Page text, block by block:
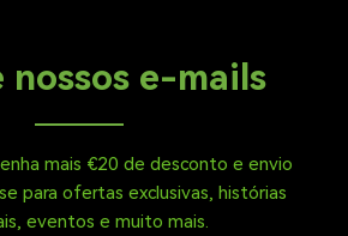
nossos e-mails
mais €20 de desconto e envio
para ofertas exclusivas, histórias
eventos e muito mais.